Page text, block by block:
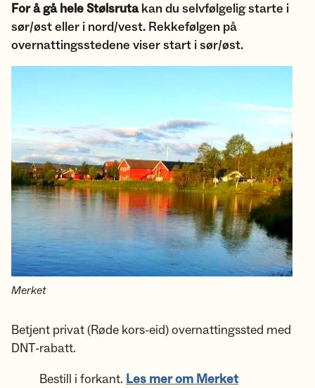
For å gå hele Stølsrutakan du selvfølgelig starte i
sør/øst eller i nord/vest. Rekkefølgen på
overnattingsstedene viser start i sør/øst.
Merket
Betjent privat (Røde kors-eid) overnattingssted med
DNT-rabatt.
Bestill i forkant. Les mer om Merket